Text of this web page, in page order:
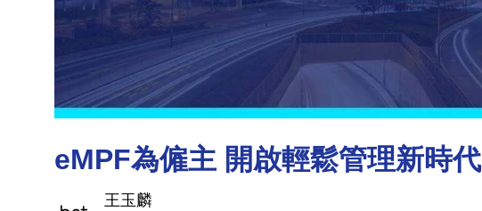
eMPF為僱主 開啟輕鬆管理新時代
王玉麟